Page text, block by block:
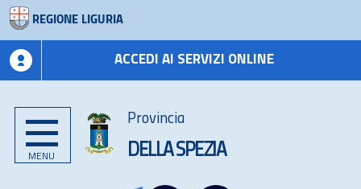
REGIONE LIGURIA
ACCEDI AI SERVIZI ONLINE
MENU
Provincia
DELLA SPEZIA